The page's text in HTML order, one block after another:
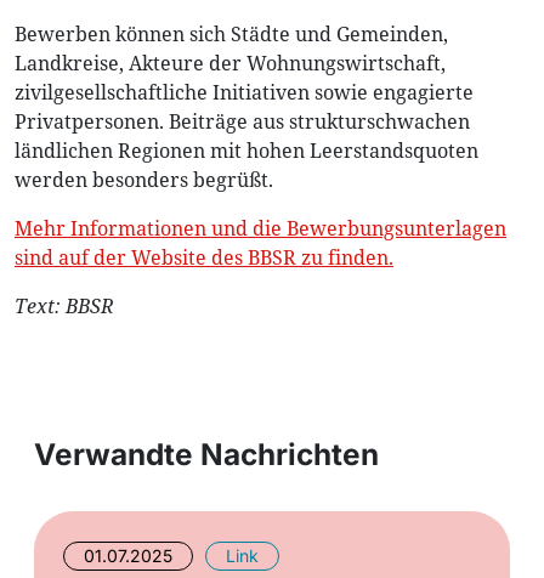
Bewerben können sich Städte und Gemeinden,
Landkreise, Akteure der Wohnungswirtschaft,
zivilgesellschaftliche Initiativen sowie engagierte
Privatpersonen. Beiträge aus strukturschwachen
ländlichen Regionen mit hohen Leerstandsquoten
werden besonders begrüßt.
Mehr Informationen und die Bewerbungsunterlagen
sind auf der Website des BBSR zu finden.
Text: BBSR
Verwandte Nachrichten
01.07.2025 Link